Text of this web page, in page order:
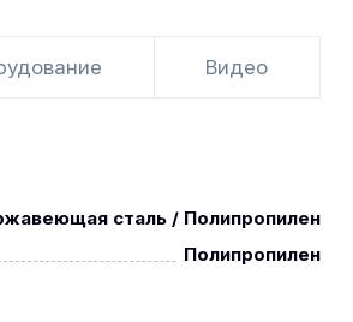
Видео
сталь / Полипропилен
Полипропилен